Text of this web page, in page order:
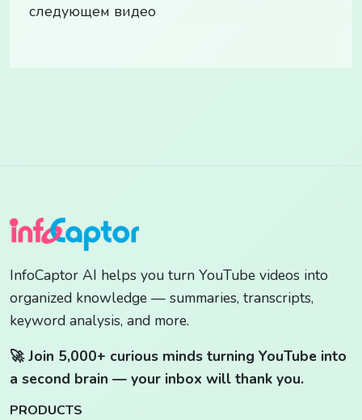
следующем видео
InfoCaptor AI helps you turn YouTube videos into
organized knowledge — summaries, transcripts,
keyword analysis, and more.
🚀 Join 5,000+ curious minds turning YouTube into
a second brain — your inbox will thank you.
PRODUCTS